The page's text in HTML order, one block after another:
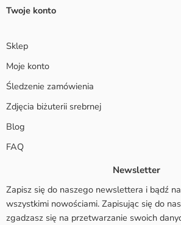
Twoje konto
Sklep
Moje konto
Śledzenie zamówienia
Zdjęcia biżuterii srebrnej
Blog
FAQ
Newsletter
Zapisz się do naszego newslettera i bądź
wszystkimi nowościami. Zapisując się do
zgadzasz się na przetwarzanie swoich